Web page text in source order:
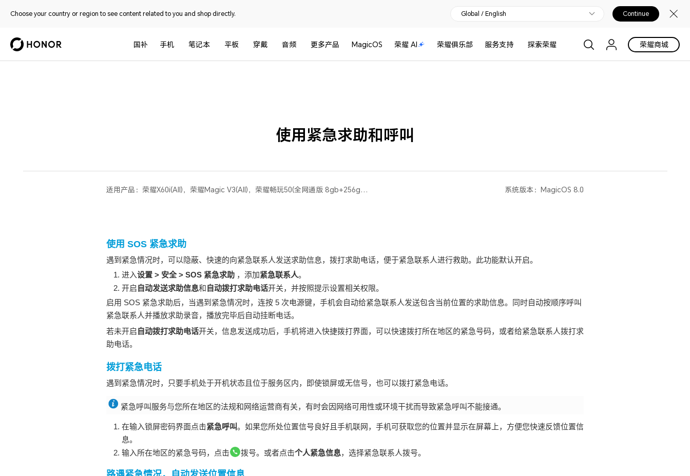
Choose your country or region to see content related to you and shop directly. Global / English Continue
国补 手机 笔记本 平板 穿戴 音频 更多产品 MagicOS 荣耀 AI 荣耀俱乐部 服务支持 探索荣耀 荣耀商城
使用紧急求助和呼叫
适用产品： 荣耀X60i(All)，荣耀Magic V3(All)，荣耀畅玩50(全网通版 8gb+256gb、全网通版m 6gb+128gb、全网通版 4gb+128gb、全网通版 6gb+128gb)，荣耀X50 GT(All)，荣耀Play9T Pro(All)，荣耀畅玩50m(全网通版 8gb+256gb、全网通版 6gb+128gb)，荣耀70(All)，荣耀90 Pro(All)，荣耀X60 Pro(All)，荣耀 Magic3(All)，荣耀60(All)，荣耀Magic V3 双卫星版(All)，荣耀Magic5 至臻版(All)，荣耀90(All)，荣耀80 Pro 直屏版(全网通版 12gb+256gb)，荣耀X60(All)，荣耀Play8T Pro(All)，荣耀X50 Pro(All)，荣耀 Magic3 至臻版(All)，荣耀90 GT(All)，荣耀Magic4(All)，荣耀Magic6(All)，荣耀 Magic3 Pro(All)，荣耀70 Pro(All)，荣耀Magic5 Pro(All)，荣耀Magic V Flip 高定款(All)，荣耀100 Pro(All)，荣耀Play9T(All)，荣耀100(All)，荣耀200 Pro(All)，荣耀50(全网通版 8gb+256gb、全网通版 12gb+256gb、全网通版 8gb+128gb、移动版 8gb+256gb)，荣耀60 Pro(All)，荣耀畅玩60 Plus(All)，荣耀Magic Vs3(All)，荣耀Magic6 至臻版(All)，荣耀X50i+(All)，荣耀Magic V Flip(All)，荣耀Play9C(All)，荣耀80 Pro(All)，荣耀200(All)，荣耀Magic4 Pro(All)，荣耀Magic5(全网通版 8gb+256gb、全网通版 12gb+256gb、全网通版 16gb+512gb、全网通版 16gb+256gb)，荣耀80 GT(All)，荣耀Magic6 RSR 保时捷设计(All)，荣耀Magic4 至臻版(All)，荣耀80(All)，荣耀70 Pro+(All)，荣耀X50(All)，荣耀Magic6 Pro(All)，荣耀50 Pro(全网通版 8gb+256gb、全网通版 12gb+256gb、移动版 8gb+256gb) 系统版本：MagicOS 8.0
使用 SOS 紧急求助
遇到紧急情况时，可以隐蔽、快速的向紧急联系人发送求助信息，拨打求助电话，便于紧急联系人进行救助。此功能默认开启。
进入设置> 安全> SOS 紧急求助 ，添加紧急联系人。
开启自动发送求助信息和自动拨打求助电话开关，并按照提示设置相关权限。
启用 SOS 紧急求助后，当遇到紧急情况时，连按 5 次电源键， 手机会自动给紧急联系人发送包含当前位置的求助信息。同时自动按顺序呼叫
紧急联系人并播放求助录音，播放完毕后自动挂断电话。
若未开启自动拨打求助电话开关，信息发送成功后， 手机将进入快捷拨打界面，可以快速拨打所在地区的紧急号码，或者给紧急联系人拨打求
助电话。
拨打紧急电话
遇到紧急情况时，只要手机处于开机状态且位于服务区内，即使锁屏或无信号，也可以拨打紧急电话。
紧急呼叫服务与您所在地区的法规和网络运营商有关，有时会因网络可用性或环境干扰而导致紧急呼叫不能接通。
在输入锁屏密码界面点击紧急呼叫。如果您所处位置信号良好且 手机联网， 手机可获取您的位置并显示在屏幕上，方便您快速反馈位置信
息。
输入所在地区的紧急号码，点击
拨号。或者点击个人紧急信息，选择紧急联系人拨号。